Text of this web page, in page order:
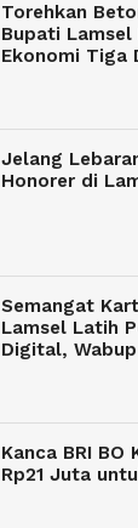
Torehkan
Bupati Lamsel
Ekonomi Tiga
Jelang
Honorer di
Semangat
Lamsel Latih
Digital,
Kanca BRI
Rp21 Juta